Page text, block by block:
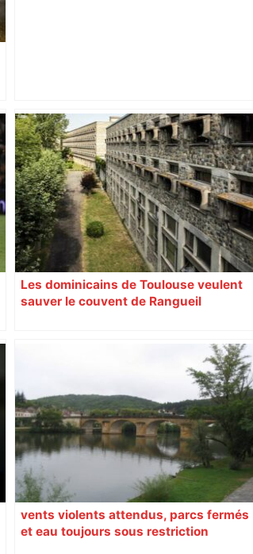
Top 14: comment Perpignan a une
nouvelle fois fait tomber Toulouse? –
RMC Sport
Les dominicains de Toulouse veulent
sauver le couvent de Rangueil
vents violents attendus, parcs fermés
et eau toujours sous restriction